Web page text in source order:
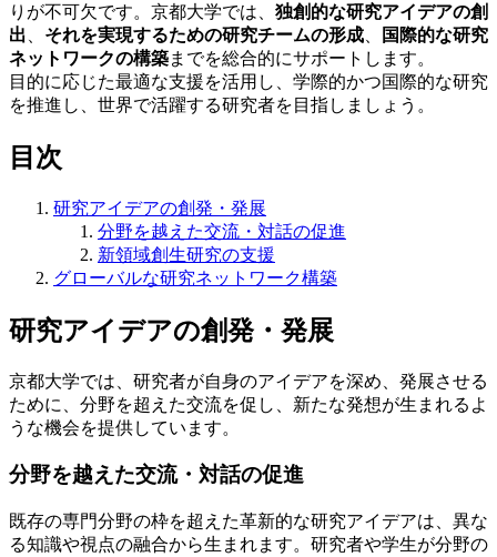
りが不可欠です。京都大学では、 独創的な研究アイデアの創
出
それを実現するための研究チームの形成
国際的な研究
ネットワークの構築までを総合的にサポートします。
目的に応じた最適な支援を活用し、学際的かつ国際的な研究
を推進し、世界で活躍する研究者を目指しましょう。
目次
研究アイデアの創発・発展
分野を越えた交流・対話の促進
新領域創生研究の支援
グローバルな研究ネットワーク構築
研究アイデアの創発・発展
京都大学では、研究者が自身のアイデアを深め、発展させる
ために、分野を超えた交流を促し、新たな発想が生まれるよ
うな機会を提供しています。
分野を越えた交流・対話の促進
既存の専門分野の枠を超えた革新的な研究アイデアは、異な
る知識や視点の融合から生まれます。研究者や学生が分野の